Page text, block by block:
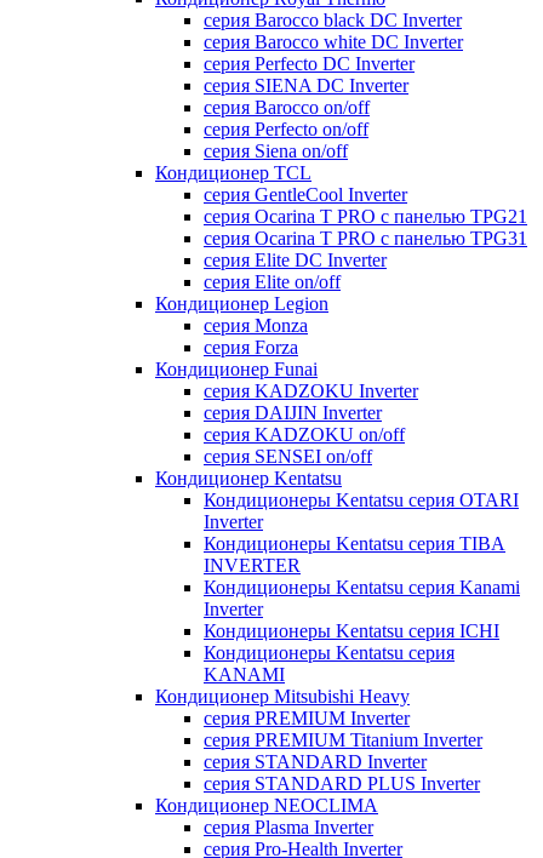
серия Barocco black DC Inverter
серия Barocco white DC Inverter
серия Perfecto DC Inverter
серия SIENA DC Inverter
серия Barocco on/off
серия Perfecto on/off
серия Siena on/off
Кондиционер TCL
серия GentleCool Inverter
серия Ocarina T PRO c панелью TPG21
серия Ocarina T PRO c панелью TPG31
серия Elite DC Inverter
серия Elite on/off
Кондиционер Legion
серия Monza
серия Forza
Кондиционер Funai
серия KADZOKU Inverter
серия DAIJIN Inverter
серия KADZOKU on/off
серия SENSEI on/off
Кондиционер Kentatsu
Кондиционеры Kentatsu серия OTARI
Inverter
Кондиционеры Kentatsu серия TIBA
INVERTER
Кондиционеры Kentatsu серия Kanami
Inverter
Кондиционеры Kentatsu серия ICHI
Кондиционеры Kentatsu серия
KANAMI
Кондиционер Mitsubishi Heavy
серия PREMIUM Inverter
серия PREMIUM Titanium Inverter
серия STANDARD Inverter
серия STANDARD PLUS Inverter
Кондиционер NEOCLIMA
серия Plasma Inverter
серия Pro-Health Inverter